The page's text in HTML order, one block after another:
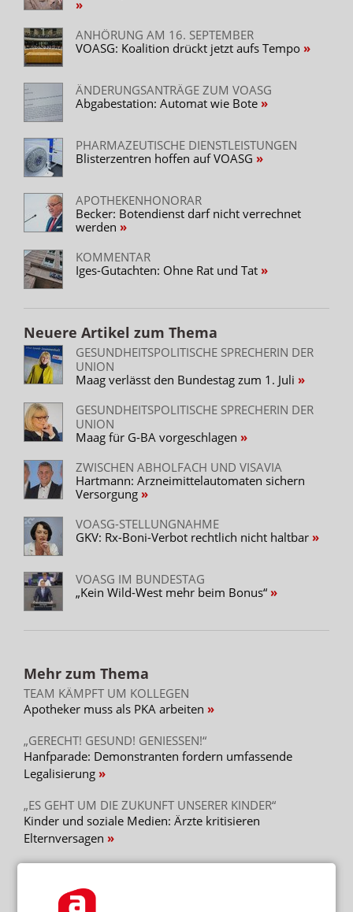
ANHÖRUNG AM 16. SEPTEMBER
VOASG: Koalition drückt jetzt aufs Tempo
ÄNDERUNGSANTRÄGE ZUM VOASG
Abgabestation: Automat wie Bote
PHARMAZEUTISCHE DIENSTLEISTUNGEN
Blisterzentren hoffen auf VOASG
APOTHEKENHONORAR
Becker: Botendienst darf nicht verrechnet
werden
KOMMENTAR
Iges-Gutachten: Ohne Rat und Tat
Neuere Artikel zum Thema
GESUNDHEITSPOLITISCHE SPRECHERIN DER
UNION
Maag verlässt den Bundestag zum 1. Juli
GESUNDHEITSPOLITISCHE SPRECHERIN DER
UNION
Maag für G-BA vorgeschlagen
ZWISCHEN ABHOLFACH UND VISAVIA
Hartmann: Arzneimittelautomaten sichern
Versorgung
VOASG-STELLUNGNAHME
GKV: Rx-Boni-Verbot rechtlich nicht haltbar
VOASG IM BUNDESTAG
„Kein Wild-West mehr beim Bonus“
Mehr zum Thema
TEAM KÄMPFT UM KOLLEGEN
Apotheker muss als PKA arbeiten
„GERECHT! GESUND! GENIESSEN!“
Hanfparade: Demonstranten fordern umfassende
Legalisierung
„ES GEHT UM DIE ZUKUNFT UNSERER KINDER“
Kinder und soziale Medien: Ärzte kritisieren
Elternversagen
Mehr aus Ressort
„DIESE REGIERUNG MUSS WEG“